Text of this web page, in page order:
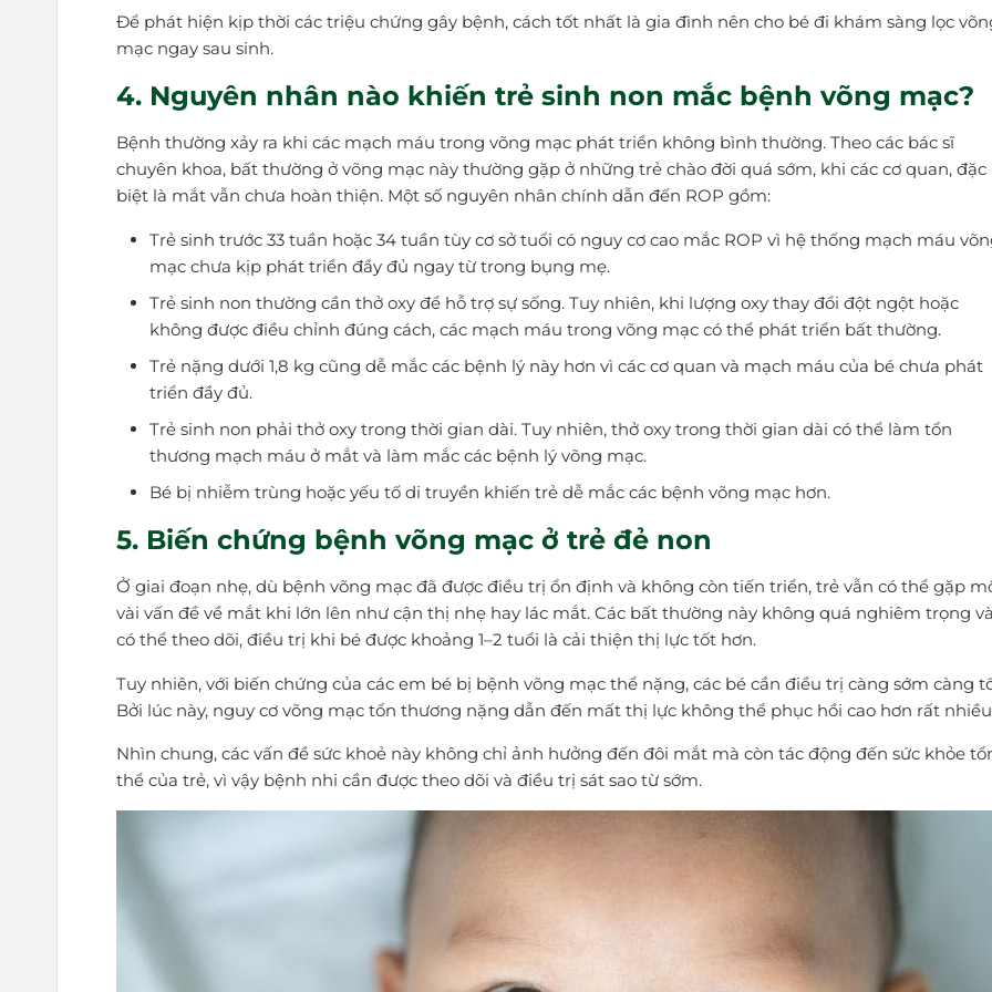
Để phát hiện kịp thời các triệu chứng gây bệnh, cách tốt nhất là gia đình nên cho bé đi khám sàng lọc
mạc ngay sau sinh.
4. Nguyên nhân nào khiến trẻ sinh non mắc bệnh võng mạc?
Bệnh thường xảy ra khi các mạch máu trong võng mạc phát triển không bình thường. Theo các bác sĩ
chuyên khoa, bất thường ở võng mạc này thường gặp ở những trẻ chào đời quá sớm, khi các cơ quan, đặc
biệt là mắt vẫn chưa hoàn thiện. Một số nguyên nhân chính dẫn đến ROP gồm:
Trẻ sinh trước 33 tuần hoặc 34 tuần tùy cơ sở tuổi có nguy cơ cao mắc ROP vì hệ thống mạch máu
mạc chưa kịp phát triển đầy đủ ngay từ trong bụng mẹ.
Trẻ sinh non thường cần thở oxy để hỗ trợ sự sống. Tuy nhiên, khi lượng oxy thay đổi đột ngột hoặc
không được điều chỉnh đúng cách, các mạch máu trong võng mạc có thể phát triển bất thường.
Trẻ nặng dưới 1,8 kg cũng dễ mắc các bệnh lý này hơn vì các cơ quan và mạch máu của bé chưa phát
triển đầy đủ.
Trẻ sinh non phải thở oxy trong thời gian dài. Tuy nhiên, thở oxy trong thời gian dài có thể làm tổn
thương mạch máu ở mắt và làm mắc các bệnh lý võng mạc.
Bé bị nhiễm trùng hoặc yếu tố di truyền khiến trẻ dễ mắc các bệnh võng mạc hơn.
5. Biến chứng bệnh võng mạc ở trẻ đẻ non
Ở giai đoạn nhẹ, dù bệnh võng mạc đã được điều trị ổn định và không còn tiến triển, trẻ vẫn có thể gặp
vài vấn đề về mắt khi lớn lên như cận thị nhẹ hay lác mắt. Các bất thường này không quá nghiêm trọng
có thể theo dõi, điều trị khi bé được khoảng 1–2 tuổi là cải thiện thị lực tốt hơn.
Tuy nhiên, với biến chứng của các em bé bị bệnh võng mạc thể nặng, các bé cần điều trị càng sớm càng
Bởi lúc này, nguy cơ võng mạc tổn thương nặng dẫn đến mất thị lực không thể phục hồi cao hơn rất
Nhìn chung, các vấn đề sức khoẻ này không chỉ ảnh hưởng đến đôi mắt mà còn tác động đến sức khỏe
thể của trẻ, vì vậy bệnh nhi cần được theo dõi và điều trị sát sao từ sớm.